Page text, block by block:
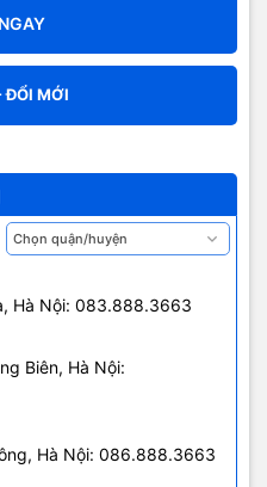
ĐỔI MỚI
Hà Nội: 083.888.3663
Biên, Hà Nội:
Hà Nội: 086.888.3663